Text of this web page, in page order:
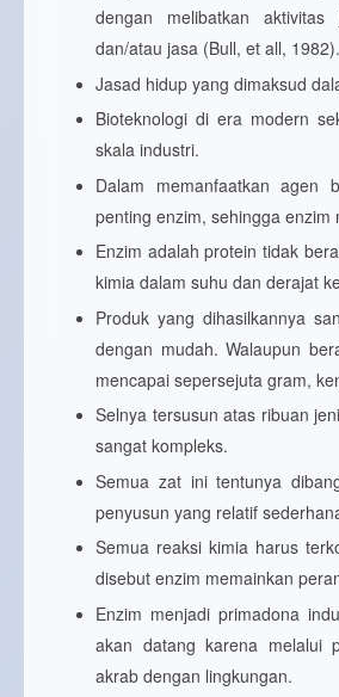
dengan melibatkan
dan/atau jasa (Bull, et all, 1982).
Jasad hidup yang dimaksud
Bioteknologi di era modern
skala industri.
Dalam memanfaatkan agen
penting enzim, sehingga
Enzim adalah protein tidak
kimia dalam suhu dan derajat
Produk yang dihasilkannya
dengan mudah. Walaupun
mencapai sepersejuta gram,
Selnya tersusun atas ribuan
sangat kompleks.
Semua zat ini tentunya
penyusun yang relatif
Semua reaksi kimia harus
disebut enzim memainkan
Enzim menjadi primadona
akan datang karena melalui
akrab dengan lingkungan.